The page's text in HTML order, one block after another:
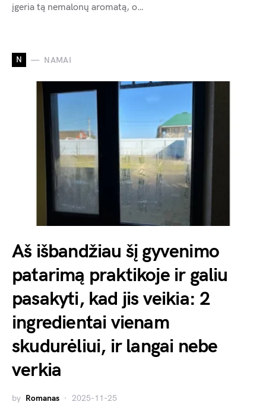
įgeria tą nemalonų aromatą, o…
N NAMAI
Aš išbandžiau šį gyvenimo
patarimą praktikoje ir galiu
pasakyti, kad jis veikia: 2
ingredientai vienam
skudurėliui, ir langai nebe
verkia
by Romanas 2025-11-25